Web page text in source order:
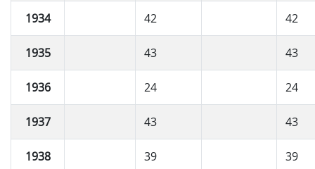
1934 42 42
1935 43 43
1936 24 24
1937 43 43
1938 39 39